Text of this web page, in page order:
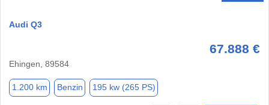
Audi Q3
67.888 €
Ehingen, 89584
1.200 km Benzin 195 kw (265 PS)